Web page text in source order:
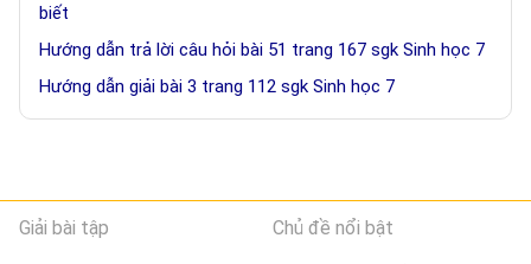
biết
Hướng dẫn trả lời câu hỏi bài 51 trang 167 sgk Sinh học 7
Hướng dẫn giải bài 3 trang 112 sgk Sinh học 7
Giải bài tập Chủ đề nổi bật